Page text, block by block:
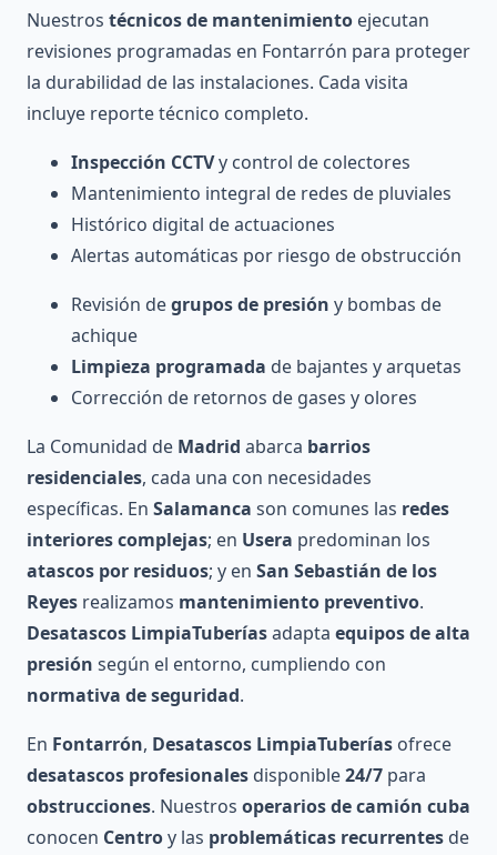
Nuestros técnicos de mantenimiento ejecutan
revisiones programadas en Fontarrón para proteger
la durabilidad de las instalaciones. Cada visita
incluye reporte técnico completo.
Inspección CCTVy control de colectores
Mantenimiento integral de redes de pluviales
Histórico digital de actuaciones
Alertas automáticas por riesgo de obstrucción
Revisión degrupos de presión y bombas de
achique
Limpieza programada de bajantes y arquetas
Corrección de retornos de gases y olores
La Comunidad de Madrid abarca barrios
residenciales, cada una con necesidades
específicas. En Salamanca son comunes las redes
interiores complejas; en Usera predominan los
atascos por residuos; y en San Sebastián de los
Reyes realizamos mantenimiento preventivo.
Desatascos LimpiaTuberíasadapta equipos de alta
presión según el entorno, cumpliendo con
normativa de seguridad.
En Fontarrón, Desatascos LimpiaTuberías ofrece
desatascos profesionales disponible24/7 para
obstrucciones. Nuestros operarios de camión cuba
conocen Centroy las problemáticas recurrentes de